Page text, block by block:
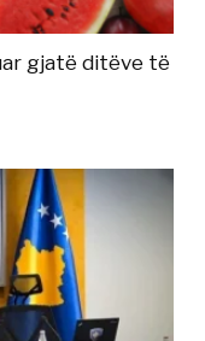
gjatë ditëve të